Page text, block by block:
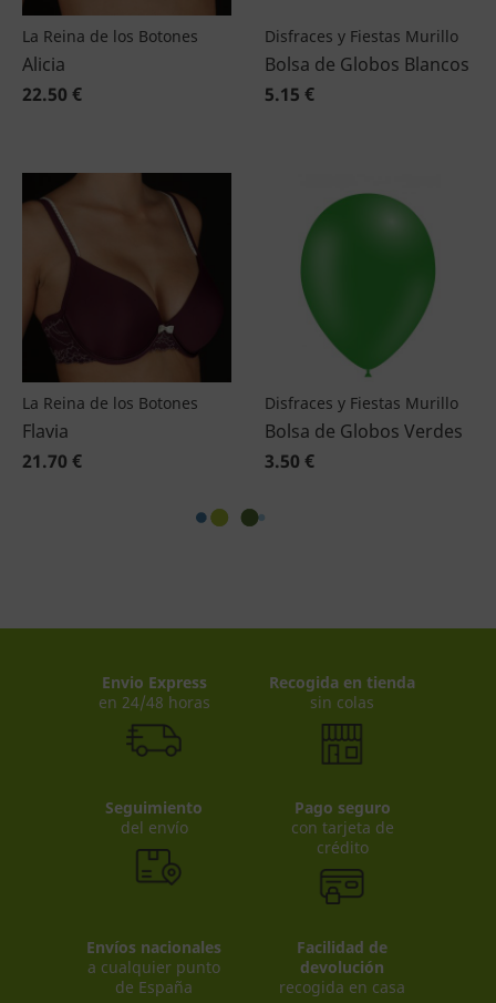
La Reina de los Botones
Alicia
22.50 €
Disfraces y Fiestas Murillo
Bolsa de Globos Blancos
5.15 €
La Reina de los Botones
Flavia
21.70 €
Disfraces y Fiestas Murillo
Bolsa de Globos Verdes
3.50 €
Envio Express
en 24/48 horas
Recogida en tienda
sin colas
Seguimiento
del envío
Pago seguro
con tarjeta de
crédito
Envíos nacionales
a cualquier punto
de España
Facilidad de
devolución
recogida en casa